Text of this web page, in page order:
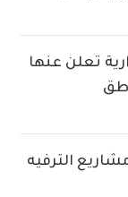
تعلن عنها
الترفيه